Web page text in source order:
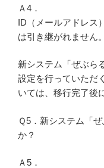
Ａ4．
ID（メールアドレス
は引き継がれません。
新システム「ぜぶら
設定を行っていただ
いては、移行完了後
Ｑ5．新システム「
か？
Ａ5．